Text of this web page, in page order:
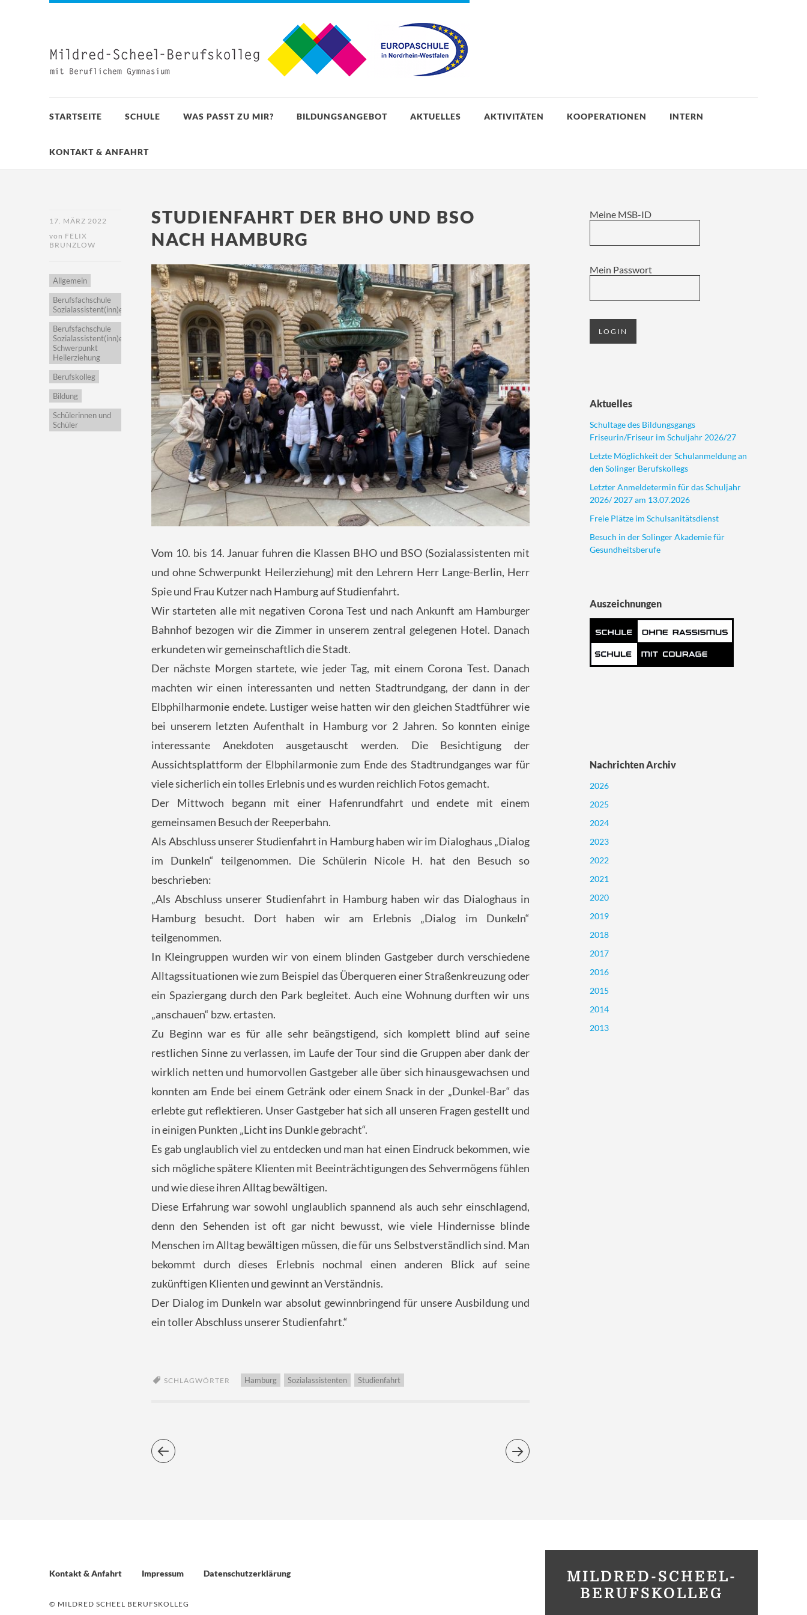
STARTSEITE SCHULE WAS PASST ZU MIR? BILDUNGSANGEBOT AKTUELLES AKTIVITÄTEN KOOPERATIONEN INTERN
KONTAKT & ANFAHRT
17. MÄRZ 2022
von FELIX
BRUNZLOW
Allgemein
Berufsfachschule
Sozialassistent(inn)en
Berufsfachschule
Sozialassistent(inn)en,
Schwerpunkt
Heilerziehung
Berufskolleg
Bildung
Schülerinnen und
Schüler
STUDIENFAHRT DER BHO UND BSO
NACH HAMBURG
Vom 10. bis 14. Januar fuhren die Klassen BHO und BSO (Sozialassistenten mit
und ohne Schwerpunkt Heilerziehung) mit den Lehrern Herr Lange-Berlin, Herr
Spie und Frau Kutzer nach Hamburg auf Studienfahrt.
Wir starteten alle mit negativen Corona Test und nach Ankunft am Hamburger
Bahnhof bezogen wir die Zimmer in unserem zentral gelegenen Hotel. Danach
erkundeten wir gemeinschaftlich die Stadt.
Der nächste Morgen startete, wie jeder Tag, mit einem Corona Test. Danach
machten wir einen interessanten und netten Stadtrundgang, der dann in der
Elbphilharmonie endete. Lustiger weise hatten wir den gleichen Stadtführer wie
bei unserem letzten Aufenthalt in Hamburg vor 2 Jahren. So konnten einige
interessante Anekdoten ausgetauscht werden. Die Besichtigung der
Aussichtsplattform der Elbphilarmonie zum Ende des Stadtrundganges war für
viele sicherlich ein tolles Erlebnis und es wurden reichlich Fotos gemacht.
Der Mittwoch begann mit einer Hafenrundfahrt und endete mit einem
gemeinsamen Besuch der Reeperbahn.
Als Abschluss unserer Studienfahrt in Hamburg haben wir im Dialoghaus „Dialog
im Dunkeln“ teilgenommen. Die Schülerin Nicole H. hat den Besuch so
beschrieben:
„Als Abschluss unserer Studienfahrt in Hamburg haben wir das Dialoghaus in
Hamburg besucht. Dort haben wir am Erlebnis „Dialog im Dunkeln“
teilgenommen.
In Kleingruppen wurden wir von einem blinden Gastgeber durch verschiedene
Alltagssituationen wie zum Beispiel das Überqueren einer Straßenkreuzung oder
ein Spaziergang durch den Park begleitet. Auch eine Wohnung durften wir uns
„anschauen“ bzw. ertasten.
Zu Beginn war es für alle sehr beängstigend, sich komplett blind auf seine
restlichen Sinne zu verlassen, im Laufe der Tour sind die Gruppen aber dank der
wirklich netten und humorvollen Gastgeber alle über sich hinausgewachsen und
konnten am Ende bei einem Getränk oder einem Snack in der „Dunkel-Bar“ das
erlebte gut reflektieren. Unser Gastgeber hat sich all unseren Fragen gestellt und
in einigen Punkten „Licht ins Dunkle gebracht“.
Es gab unglaublich viel zu entdecken und man hat einen Eindruck bekommen, wie
sich mögliche spätere Klienten mit Beeinträchtigungen des Sehvermögens fühlen
und wie diese ihren Alltag bewältigen.
Diese Erfahrung war sowohl unglaublich spannend als auch sehr einschlagend,
denn den Sehenden ist oft gar nicht bewusst, wie viele Hindernisse blinde
Menschen im Alltag bewältigen müssen, die für uns Selbstverständlich sind. Man
bekommt durch dieses Erlebnis nochmal einen anderen Blick auf seine
zukünftigen Klienten und gewinnt an Verständnis.
Der Dialog im Dunkeln war absolut gewinnbringend für unsere Ausbildung und
ein toller Abschluss unserer Studienfahrt.“
SCHLAGWÖRTER Hamburg Sozialassistenten Studienfahrt
Meine MSB-ID
Mein Passwort
Aktuelles
Schultage des Bildungsgangs
Friseurin/Friseur im Schuljahr 2026/27
Letzte Möglichkeit der Schulanmeldung an
den Solinger Berufskollegs
Letzter Anmeldetermin für das Schuljahr
2026/ 2027 am 13.07.2026
Freie Plätze im Schulsanitätsdienst
Besuch in der Solinger Akademie für
Gesundheitsberufe
Auszeichnungen
Nachrichten Archiv
2026
2025
2024
2023
2022
2021
2020
2019
2018
2017
2016
2015
2014
2013
Kontakt & Anfahrt Impressum Datenschutzerklärung
© MILDRED SCHEEL BERUFSKOLLEG
MILDRED-SCHEEL-
BERUFSKOLLEG